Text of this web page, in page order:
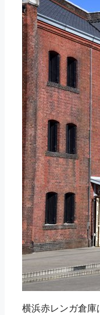
横浜赤レンガ倉庫